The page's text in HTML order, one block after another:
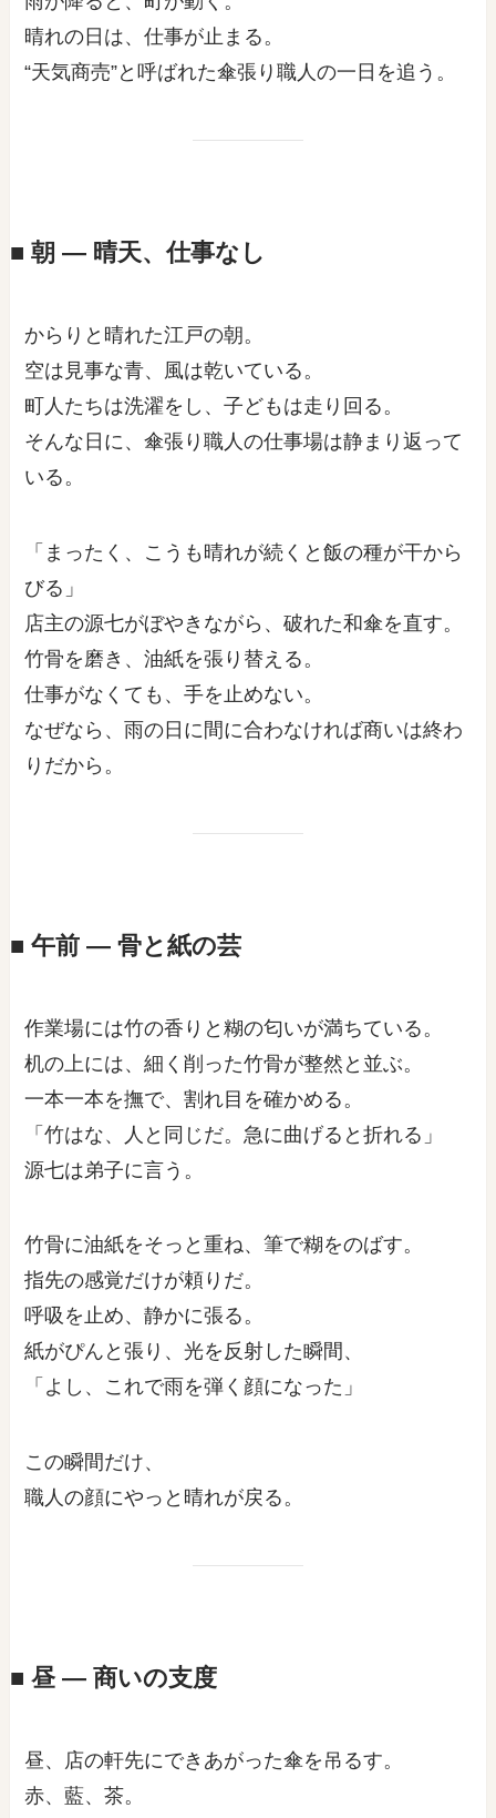
晴れの日は、仕事が止まる。
“天気商売”と呼ばれた傘張り職人の一日を追う。
■ 朝 ― 晴天、仕事なし
からりと晴れた江戸の朝。
空は見事な青、風は乾いている。
町人たちは洗濯をし、子どもは走り回る。
そんな日に、傘張り職人の仕事場は静まり返って
いる。
「まったく、こうも晴れが続くと飯の種が干から
びる」
店主の源七がぼやきながら、破れた和傘を直す。
竹骨を磨き、油紙を張り替える。
仕事がなくても、手を止めない。
なぜなら、雨の日に間に合わなければ商いは終わ
りだから。
■ 午前 ― 骨と紙の芸
作業場には竹の香りと糊の匂いが満ちている。
机の上には、細く削った竹骨が整然と並ぶ。
一本一本を撫で、割れ目を確かめる。
「竹はな、人と同じだ。急に曲げると折れる」
源七は弟子に言う。
竹骨に油紙をそっと重ね、筆で糊をのばす。
指先の感覚だけが頼りだ。
呼吸を止め、静かに張る。
紙がぴんと張り、光を反射した瞬間、
「よし、これで雨を弾く顔になった」
この瞬間だけ、
職人の顔にやっと晴れが戻る。
■ 昼 ― 商いの支度
昼、店の軒先にできあがった傘を吊るす。
赤、藍、茶。